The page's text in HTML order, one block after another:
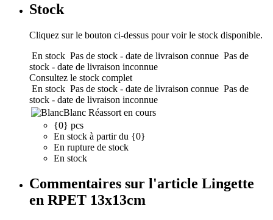
Stock
Cliquez sur le bouton ci-dessus pour voir le stock disponible.
En stock Pas de stock - date de livraison connue Pas de
stock - date de livraison inconnue
Consultez le stock complet
En stock Pas de stock - date de livraison connue Pas de
stock - date de livraison inconnue
Blanc Réassort en cours
{0} pcs
En stock à partir du {0}
En rupture de stock
En stock
Commentaires sur l'article Lingette
en RPET 13x13cm